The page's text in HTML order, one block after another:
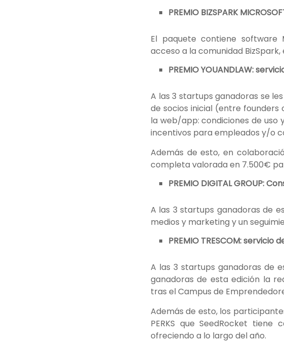
PREMIO BIZSPARK
El paquete contiene software
acceso a la comunidad
PREMIO YOUANDLAW:
A las 3 startups ganadoras se
de socios inicial (entre
la web/app: condiciones de uso
incentivos para empleados y/o
Además de esto, en
completa valorada en 7.500€
PREMIO DIGITAL GROUP:
A las 3 startups ganadoras de
medios y marketing y un
PREMIO TRESCOM:
A las 3 startups ganadoras de
ganadoras de esta edición la
tras el Campus de
Además de esto, los
PERKS que SeedRocket
ofreciendo a lo largo del año.